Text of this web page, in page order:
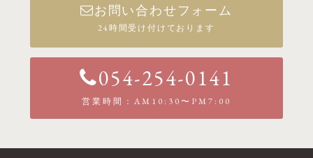
お問い合わせフォーム
24時間受け付けております
054-254-0141
営業時間：AM10:30〜PM7:00